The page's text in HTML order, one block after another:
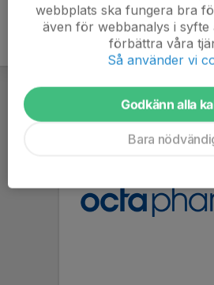
webbplats ska fungera bra
även för webbanalys i syfte
förbättra våra
Så använder vi
Godkänn alla
Bara